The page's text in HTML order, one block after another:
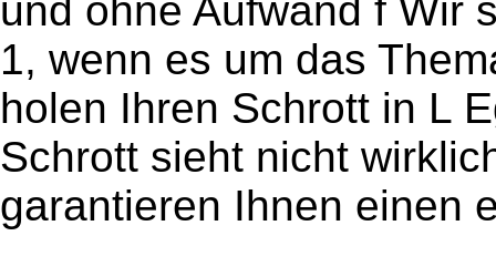
und ohne Aufwand f Wir
1, wenn es um das
holen Ihren Schrott in L
Schrott sieht nicht
garantieren Ihnen einen